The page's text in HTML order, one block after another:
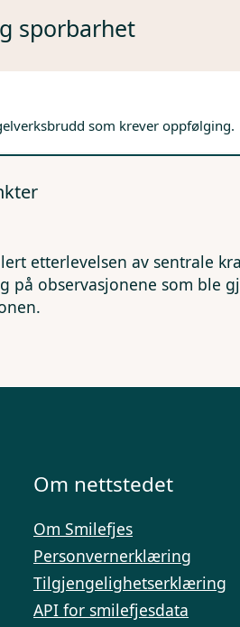
sporbarhet
som krever oppfølging.
etterlevelsen av sentrale
på observasjonene som ble
Om nettstedet
Om Smilefjes
Personvernerklæring
Tilgjengelighetserklæring
API for smilefjesdata